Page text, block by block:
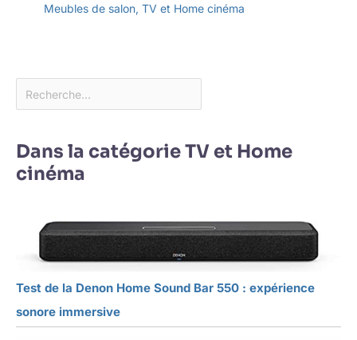
Meubles de salon, TV et Home cinéma
Dans la catégorie TV et Home
cinéma
Test de la Denon Home Sound Bar 550 : expérience
sonore immersive